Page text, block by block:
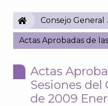
IECMConsejo General
Actas Aprobadas de
Actas
Sesiones del
de 2009